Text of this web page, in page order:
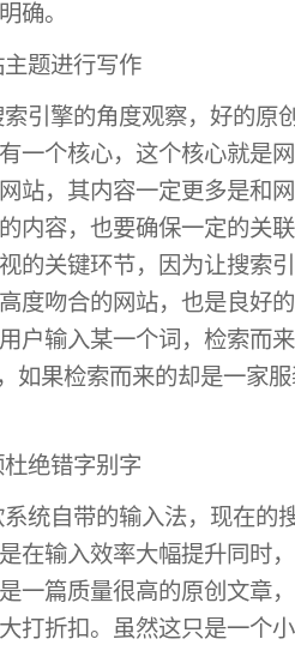
确。
题进行写作
擎的角度观察，好的原
一个核心，这个核心就是
站，其内容一定更多是和
内容，也要确保一定的关
的关键环节，因为让搜索
度吻合的网站，也是良好
户输入某一个词，检索而
如果检索而来的却是一家
绝错字别字
自带的输入法，现在的
在输入效率大幅提升同时
一篇质量很高的原创文章
打折扣。虽然这只是一个